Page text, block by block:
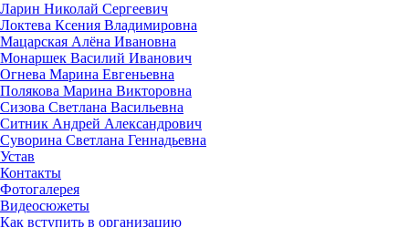
Ларин Николай Сергеевич
Локтева Ксения Владимировна
Мацарская Алёна Ивановна
Монаршек Василий Иванович
Огнева Марина Евгеньевна
Полякова Марина Викторовна
Сизова Светлана Васильевна
Ситник Андрей Александрович
Суворина Светлана Геннадьевна
Устав
Контакты
Фотогалерея
Видеосюжеты
Как вступить в организацию